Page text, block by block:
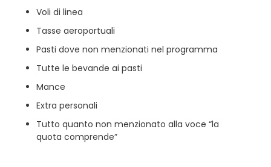
Voli di linea
Tasse aeroportuali
Pasti dove non menzionati nel programma
Tutte le bevande ai pasti
Mance
Extra personali
Tutto quanto non menzionato alla voce “la
quota comprende”